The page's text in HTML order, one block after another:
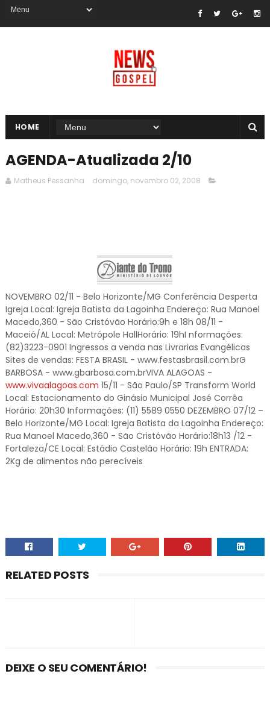
HOME
AGENDA-Atualizada 2/10
Matheus Pessanha domingo, novembro 02, 2008
NOVEMBRO 02/11 - Belo Horizonte/MG Conferência Desperta
Igreja Local: Igreja Batista da Lagoinha Endereço: Rua Manoel
Macedo,360 - São Cristóvão Horário:9h e 18h 08/11 -
Maceió/AL Local: Metrópole HallHorário: 19hI nformações:
(82)3223-0901 Ingressos a venda nas Livrarias Evangélicas
Sites de vendas: FESTA BRASIL - www.festasbrasil.com.brG
BARBOSA - www.gbarbosa.com.brVIVA ALAGOAS -
www.vivaalagoas.com 15/11 - São Paulo/SP Transform World
Local: Estacionamento do Ginásio Municipal José Corrêa
Horário: 20h30 Informações: (11) 5589 0550 DEZEMBRO 07/12 –
Belo Horizonte/MG Local: Igreja Batista da Lagoinha Endereço:
Rua Manoel Macedo,360 - São Cristóvão Horário:18h13 /12 -
Fortaleza/CE Local: Estádio Castelão Horário: 19h ENTRADA:
2Kg de alimentos não perecíveis
RELATED POSTS
DEIXE O SEU COMENTÁRIO!